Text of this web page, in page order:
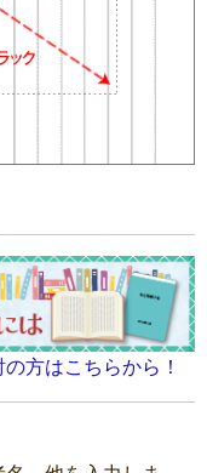
方はこちらから！